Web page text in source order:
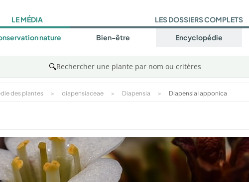
LE MÉDIA
nature
LES DOSSIERS COMPLETS
Bien-être Encyclopédie
🔍Rechercher une plante par nom ou critères
des plantes > diapensiaceae > Diapensia > Diapensia lapponica